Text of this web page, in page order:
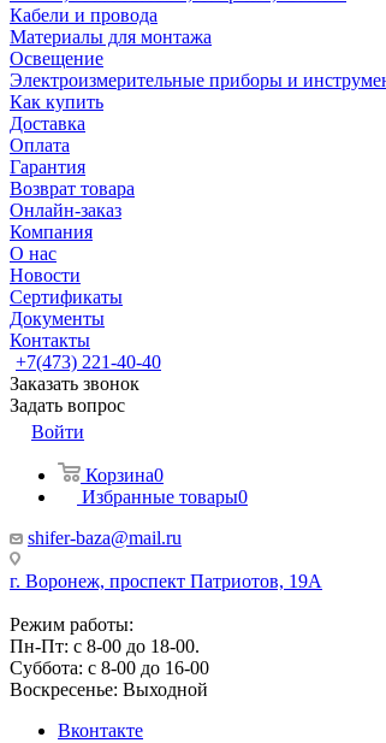
Кабели и провода
Материалы для монтажа
Освещение
Электроизмерительные приборы и
Как купить
Доставка
Оплата
Гарантия
Возврат товара
Онлайн-заказ
Компания
О нас
Новости
Сертификаты
Документы
Контакты
+7(473) 221-40-40
Заказать звонок
Задать вопрос
Войти
Корзина0
Избранные товары0
shifer-baza@mail.ru
г. Воронеж, проспект Патриотов, 19А
Режим работы:
Пн-Пт: с 8-00 до 18-00.
Суббота: с 8-00 до 16-00
Воскресенье: Выходной
Вконтакте